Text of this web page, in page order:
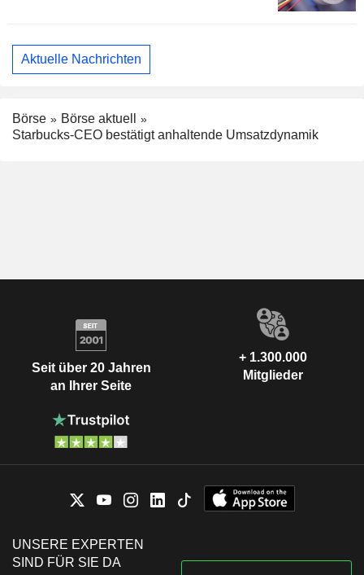
Aktuelle Nachrichten
Börse
Börse aktuell
Starbucks-CEO bestätigt anhaltende Umsatzdynamik
Seit über 20 Jahren
an Ihrer Seite
+ 1.300.000
Mitglieder
UNSERE EXPERTEN
SIND FÜR SIE DA